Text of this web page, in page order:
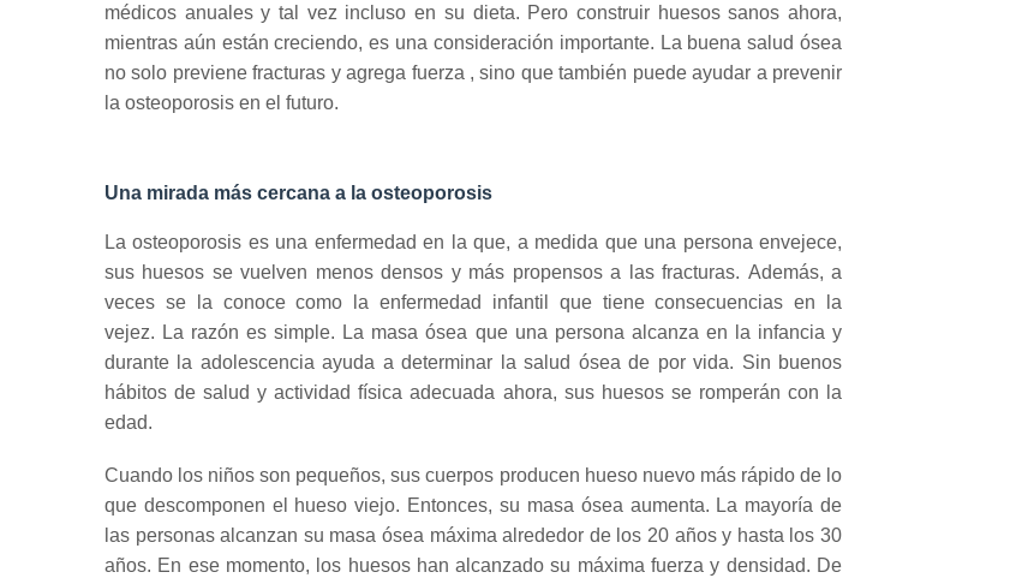
médicos anualesy tal vez incluso en su dieta. Pero construir huesos sanos ahora,
mientras aún están creciendo, es una consideración importante. La buena salud ósea
no solo previene fracturas yagrega fuerza , sino que también puede ayudar a prevenir
la osteoporosis en el futuro.
Una mirada más cercana a la osteoporosis
La osteoporosis es una enfermedad en la que, a medida que una persona envejece,
sus huesos se vuelven menos densos y más propensos a las fracturas. Además, a
veces se la conoce como la enfermedad infantil que tiene consecuencias en la
vejez. La razón es simple. La masa ósea que una persona alcanza en la infancia y
durante la adolescencia ayuda a determinar la salud ósea de por vida. Sin buenos
hábitos de salud y actividad física adecuada ahora, sus huesos se romperán con la
edad.
Cuando los niños son pequeños, sus cuerpos producen hueso nuevo más rápido de lo
que descomponen el hueso viejo. Entonces, su masa ósea aumenta. La mayoría de
las personas alcanzan su masa ósea máxima alrededor de los 20 años y hasta los 30
años. En ese momento, los huesos han alcanzado su máxima fuerza y ​​densidad. De